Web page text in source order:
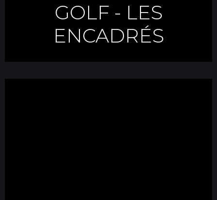
GOLF - LES
ENCADRÉS